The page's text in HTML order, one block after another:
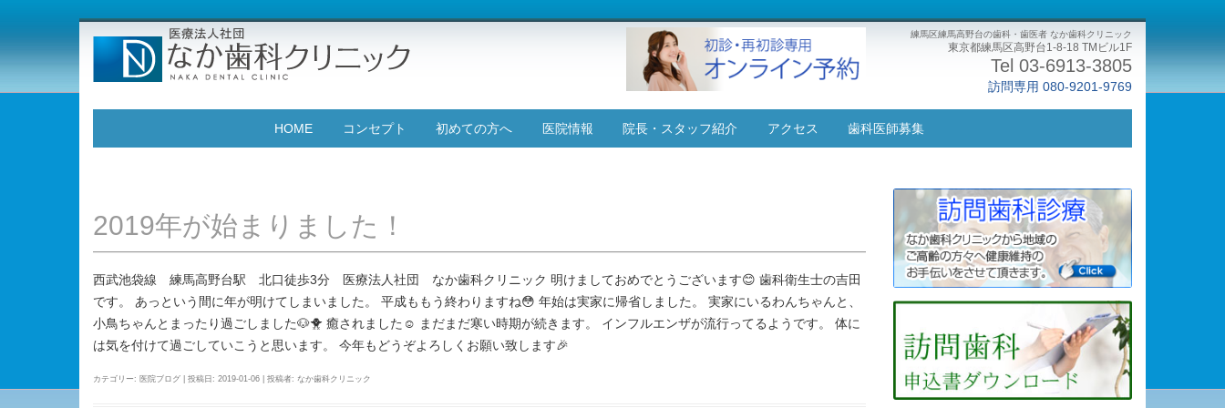
練馬区練馬高野台の歯科・歯医者 なか歯科クリニック
東京都練馬区高野台1-8-18 TMビル1F
Tel 03-6913-3805
訪問専用 080-9201-9769
ン
プ
HOME コンセプト 初めての方へ 医院情報 院長・スタッフ紹介 アクセス 歯科医師募集
2019年が始まりました！
西武池袋線 練馬高野台駅 北口徒歩3分 医療法人社団 なか歯科クリニック 明けましておめでとうございます😊 歯科衛生士の吉田
です。 あっという間に年が明けてしまいました。 平成ももう終わりますね😳 年始は実家に帰省しました。 実家にいるわんちゃんと、
小鳥ちゃんとまったり過ごしました🐶🐥 癒されました☺️ まだまだ寒い時期が続きます。 インフルエンザが流行ってるようです。 体に
は気を付けて過ごしていこうと思います。 今年もどうぞよろしくお願い致します🎉
カテゴリー: 医院ブログ | 投稿日: 2019-01-06 投稿者: なか歯科クリニック